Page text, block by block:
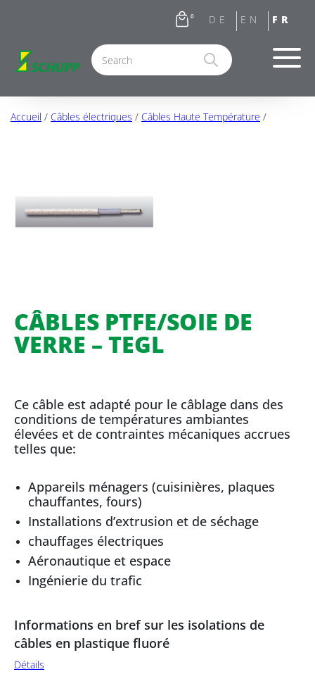
0
Accueil / Câbles électriques / Câbles Haute Température /
CÂBLES PTFE/SOIE DE
VERRE – TEGL
Ce câble est adapté pour le câblage dans des
conditions de températures ambiantes
élevées et de contraintes mécaniques accrues
telles que:
Appareils ménagers (cuisinières, plaques
chauffantes, fours)
Installations d’extrusion et de séchage
chauffages électriques
Aéronautique et espace
Ingénierie du trafic
Informations en bref sur les isolations de
câbles en plastique fluoré
Détails